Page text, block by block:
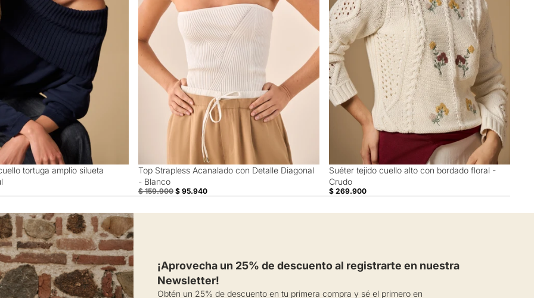
tortuga amplio silueta
40% Off
Top Strapless Acanalado con Detalle Diagonal
- Blanco
$ 159.900 $ 95.940
Suéter tejido cuello alto con bordado floral -
Crudo
$ 269.900
¡Aprovecha un 25% de descuento al registrarte en nuestra
Newsletter!
Obtén un 25% de descuento en tu primera compra y sé el primero en